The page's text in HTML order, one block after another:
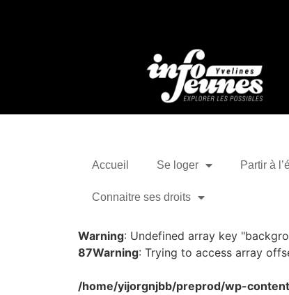
Accueil Se loger Partir à
Connaitre ses droits
Warning: Undefined array key
87Warning: Trying to access array
/home/yijorgnjbb/preprod/wp-